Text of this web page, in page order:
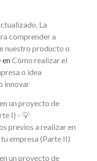
La
comprender a
nuestro producto o
enCómo realizar el
o idea
innovar
un proyecto de
I) - 💡
previos a realizar en
empresa (Parte II)
un proyecto de